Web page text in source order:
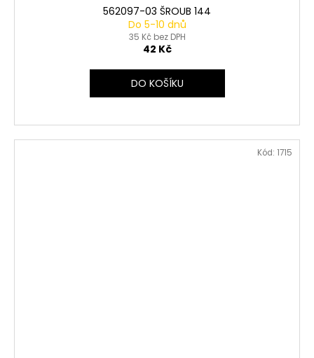
562097-03 ŠROUB 144
Do 5-10 dnů
35 Kč bez DPH
42 Kč
DO KOŠÍKU
Kód: 1715